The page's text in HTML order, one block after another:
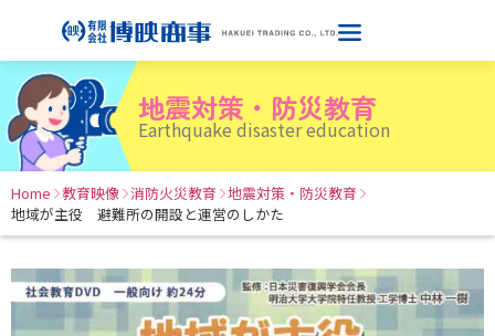
地震対策・防災教育
Earthquake disaster education
Home 教育映像 消防火災教育 地震対策・防災教育
地域が主役 避難所の開設と運営のしかた